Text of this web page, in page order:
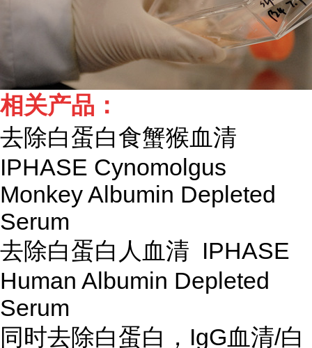
相关产品：
去除白蛋白食蟹猴血清
IPHASE Cynomolgus
Monkey Albumin Depleted
Serum
去除白蛋白人血清 IPHASE
Human Albumin Depleted
Serum
同时去除白蛋白，IgG血清/白